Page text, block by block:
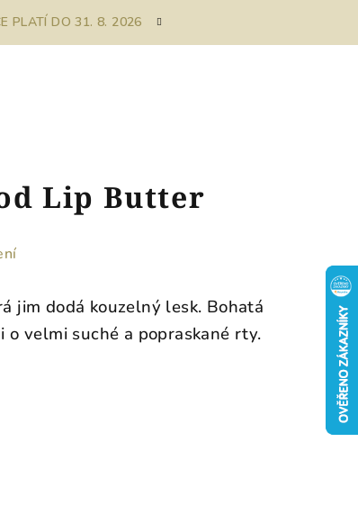
PLATÍ DO 31. 8. 2026
Lip Butter
jim dodá kouzelný lesk. Bohatá
velmi suché a popraskané rty.